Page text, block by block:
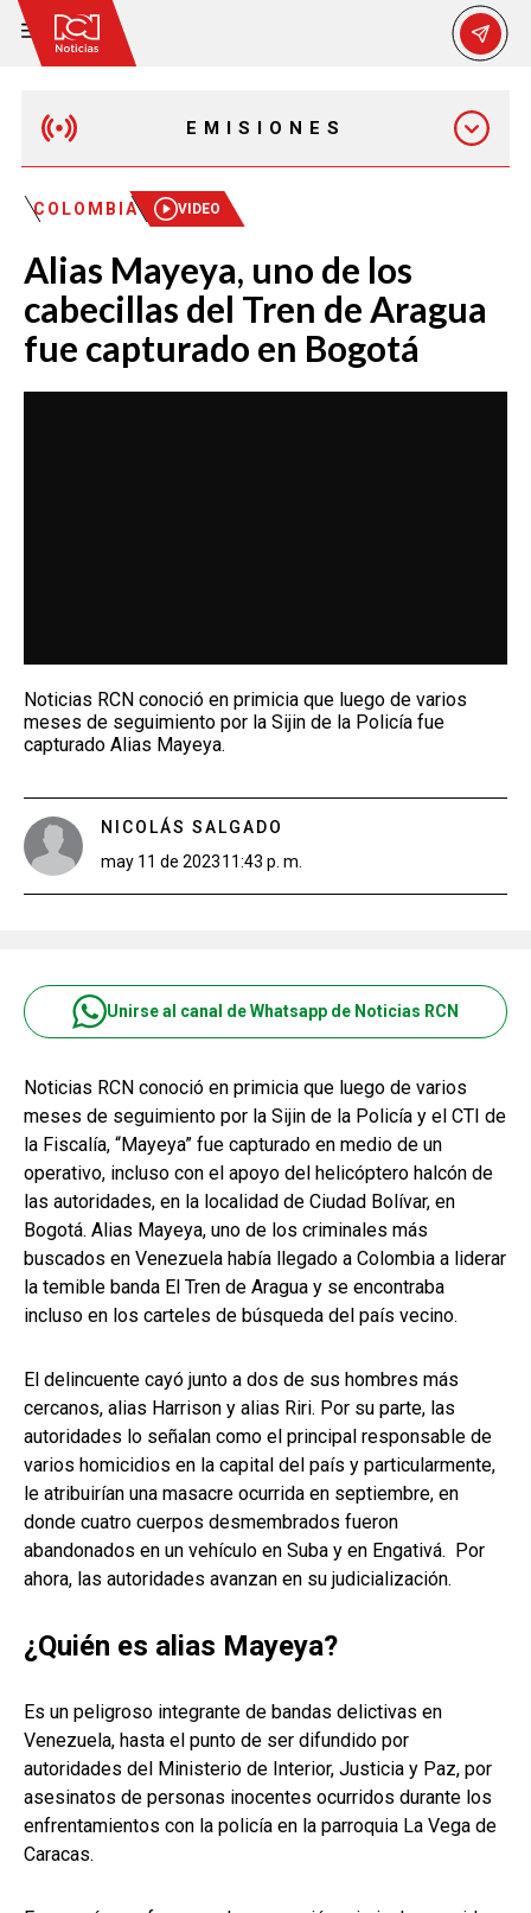
EMISIONES
MAÑANA EXPRESS
EMISIÓN 12:30 PM
EMISIÓN 7:00 PM
COLOMBIA VIDEO
Alias Mayeya, uno de los
cabecillas del Tren de Aragua
fue capturado en Bogotá
Noticias RCN conoció en primicia que luego de varios
meses de seguimiento por la Sijin de la Policía fue
capturado Alias Mayeya.
NICOLÁS SALGADO
may 11 de 202311:43 p. m.
Unirse al canal de Whatsapp de Noticias RCN
Noticias RCN conoció en primicia que luego de varios
meses de seguimiento por la Sijin de la Policía y el CTI de
la Fiscalía, “Mayeya” fue capturado en medio de un
operativo, incluso con el apoyo del helicóptero halcón de
las autoridades, en la localidad de Ciudad Bolívar, en
Bogotá. Alias Mayeya, uno de los criminales más
buscados en Venezuela había llegado a Colombia a liderar
la temible banda El Tren de Aragua y se encontraba
incluso en los carteles de búsqueda del país vecino.
El delincuente cayó junto a dos de sus hombres más
cercanos, alias Harrison y alias Riri. Por su parte, las
autoridades lo señalan como el principal responsable de
varios homicidios en la capital del país y particularmente,
le atribuirían una masacre ocurrida en septiembre, en
donde cuatro cuerpos desmembrados fueron
abandonados en un vehículo en Suba y en Engativá. Por
ahora, las autoridades avanzan en su judicialización.
¿Quién es alias Mayeya?
Es un peligroso integrante de bandas delictivas en
Venezuela, hasta el punto de ser difundido por
autoridades del Ministerio de Interior, Justicia y Paz, por
asesinatos de personas inocentes ocurridos durante los
enfrentamientos con la policía en la parroquia La Vega de
Caracas.